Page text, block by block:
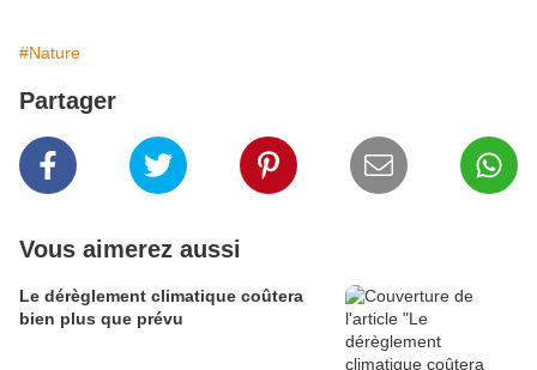
#Nature
Partager
Vous aimerez aussi
Le dérèglement climatique coûtera
bien plus que prévu